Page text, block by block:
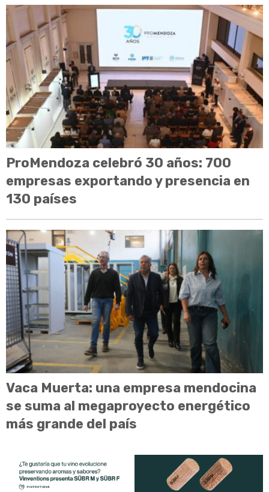
ProMendoza celebró 30 años: 700
empresas exportando y presencia en
130 países
Vaca Muerta: una empresa mendocina
se suma al megaproyecto energético
más grande del país